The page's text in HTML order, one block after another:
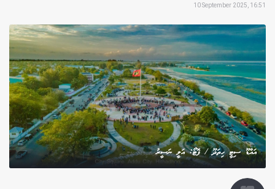
10 September 2025, 16:51
އައްޑޫ ސިޓީ ހިތަދޫ / ފޮޓޯ: އަލީ ނަސީރު